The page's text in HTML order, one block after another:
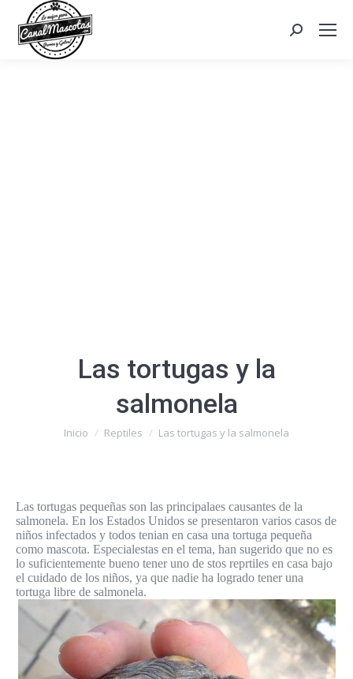
Search:
Las tortugas y la
salmonela
Estás aquí:
Inicio Reptiles Las tortugas y la salmonela
Las tortugas pequeñas son las principalaes causantes de la
salmonela. En los Estados Unidos se presentaron varios casos de
niños infectados y todos tenian en casa una tortuga pequeña
como mascota. Especialestas en el tema, han sugerido que no es
lo suficientemente bueno tener uno de stos reprtiles en casa bajo
el cuidado de los niños, ya que nadie ha logrado tener una
tortuga libre de salmonela.